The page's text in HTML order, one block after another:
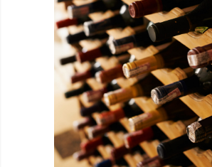
specifica da parte di
del settore Food &